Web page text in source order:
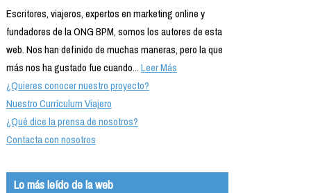
Escritores, viajeros, expertos en marketing online y
fundadores de la ONG BPM, somos los autores de esta
web. Nos han definido de muchas maneras, pero la que
más nos ha gustado fue cuando...Leer Más
¿Quieres conocer nuestro proyecto?
Nuestro Currículum Viajero
¿Qué dice la prensa de nosotros?
Contacta con nosotros
Lo más leído de la web